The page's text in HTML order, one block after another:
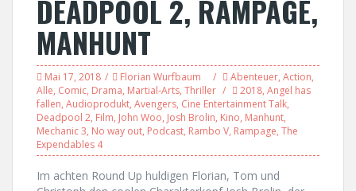
DEADPOOL 2, RAMPAGE,
MANHUNT
Mai 17, 2018 Florian Wurfbaum Abenteuer, Action,
Alle, Comic, Drama, Martial-Arts, Thriller 2018, Angel has
fallen, Audioprodukt, Avengers, Cine Entertainment Talk,
Deadpool 2, Film, John Woo, Josh Brolin, Kino, Manhunt,
Mechanic 3, No way out, Podcast, Rambo V, Rampage, The
Expendables 4
Im achten Round Up huldigen Florian, Tom und